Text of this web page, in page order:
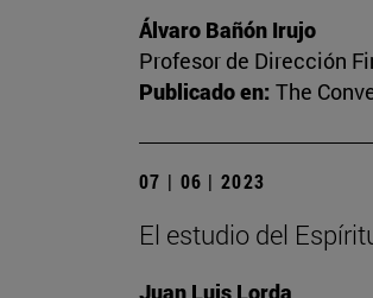
Álvaro Bañón Irujo
Profesor de Dirección
Publicado en: The
07 | 06 | 2023
El estudio del
Juan Luis Lorda